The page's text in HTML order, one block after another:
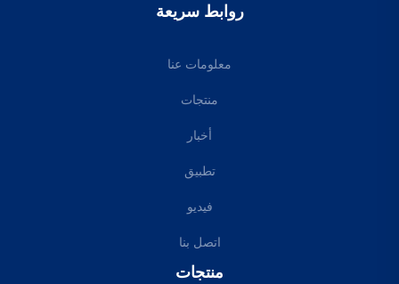
روابط سريعة
معلومات عنا
منتجات
أخبار
تطبيق
فيديو
اتصل بنا
منتجات